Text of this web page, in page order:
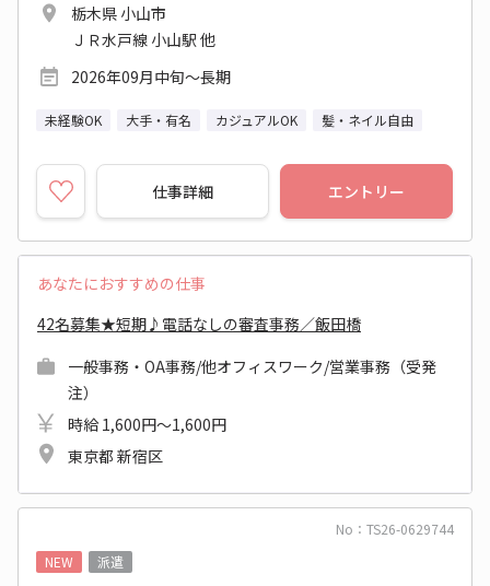
栃木県 小山市
ＪＲ水戸線 小山駅 他
2026年09月中旬～長期
未経験OK 大手・有名 カジュアルOK 髪・ネイル自由
仕事詳細 エントリー
あなたにおすすめの仕事
42名募集★短期♪電話なしの審査事務／飯田橋
一般事務・OA事務/他オフィスワーク/営業事務（受発
注）
時給 1,600円～1,600円
東京都 新宿区
No：TS26-0629744
NEW
派遣